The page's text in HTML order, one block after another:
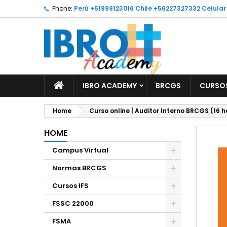
Phone: Perú +51999123016 Chile +56227327332
IBRO ACADEMY BRCGS
Home Curso online | Auditor Interno BRCGS (16
HOME
Campus Virtual
Normas BRCGS
Cursos IFS
FSSC 22000
FSMA